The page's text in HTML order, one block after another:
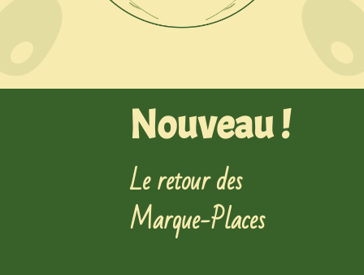
Nouveau !
Le retour des
Marque-Places